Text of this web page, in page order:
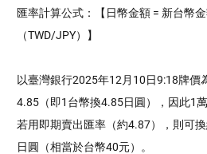
匯率計算公式：【 日幣金額 = 新台幣
（TWD/JPY）】
以臺灣銀行2025年12月10日9:18牌價
4.85（即1台幣換4.85日圓），因此1
若用即期賣出匯率（約4.87），則可
日圓（相當於台幣40元）。